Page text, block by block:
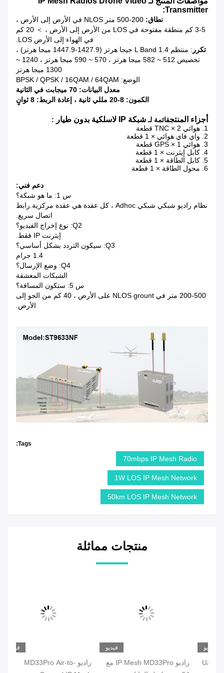
Transmitter:
نطاق:
3-5 كم منطقة مفتوحة في LOS من الأرض إلى الأرض ، ＞ 20 كم
في الهواء إلى الأرض LOS.
تكرر : منتظم L Band 1.4 جيجا هرتز (1427.9-1447.9 ميجا هرتز) ،
تخصيص 512 ~ 582 ميجا هرتز ، 570 ~ 590 ميجا هرتز ، 1240 ~
1300 ميجا هرتز
الوضع: BPSK / QPSK / 16QAM / 64QAM
معدل البيانات: 70 ميجابت في الثانية
الكمون: 8-20 مللي ثانية ، إعادة الربط: 8 ثوانٍ
أجزاء المنتجقائمة لـشبكة IP لاسلكية بدون طيار
:
1. هوائي TNC × 2 قطعة
2. واي فاي هوائي × 1 قطعة
3. هوائي GPS × 1 قطعة
4. كابل إيثرنت × 1 قطعة
5. كابل الطاقة × 1 قطعة
6. محول الطاقة × 1 قطعة
دعم فني:
س 1: ما هو شبكة؟
نظام راديو شبكي شبكي Adhoc ، كل عقدة هي عقدة مركزية.رابط
اتصال سريع.
Q2: نوع إخراج الفيديو؟
إيثرنت IP فقط.
Q3: سيكون التردد بشكل أساسي؟
1.4 جرام
Q4: وضع الإرسال؟
الشبكات المعشقة
س 5: ستكون المسافة؟
200-500 متر في NLOS grount على الأرض ، 40 كم من الجو إلى
الأرض.
Tags:
70mbps IP Mesh Radio
1W LOS IP Mesh Network
50km LOS IP Mesh Network
منتجات مماثلة
راديو IP Mesh MD33Pro مع
راديو MD33Pro Air-to-